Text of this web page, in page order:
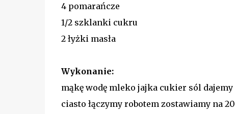
4 pomarańcze
1/2 szklanki cukru
2 łyżki masła
Wykonanie:
mąkę wodę mleko jajka cukier sól
ciasto łączymy robotem zostawiamy na